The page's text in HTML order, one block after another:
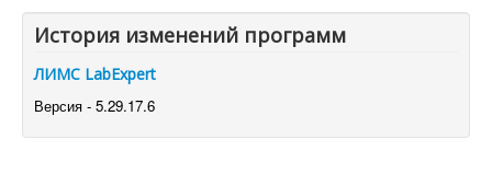
История изменений программ
ЛИМС LabExpert
Версия - 5.29.17.6